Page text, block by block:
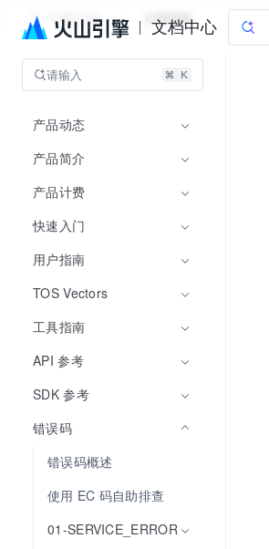
文档中心
对象存储 文档指南
请输入
产品动态
产品简介
产品计费
快速入门
用户指南
TOS Vectors
工具指南
API 参考
SDK 参考
错误码
错误码概述
使用 EC 码自助排查
01-SERVICE_ERROR